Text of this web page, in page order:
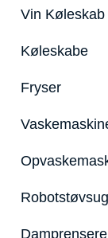
Vin Køleskab
Køleskabe
Fryser
Damprensere